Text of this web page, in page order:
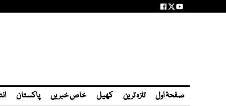
صفحۂ اول تازہ ترین کھیل خاص خبریں پاکستان